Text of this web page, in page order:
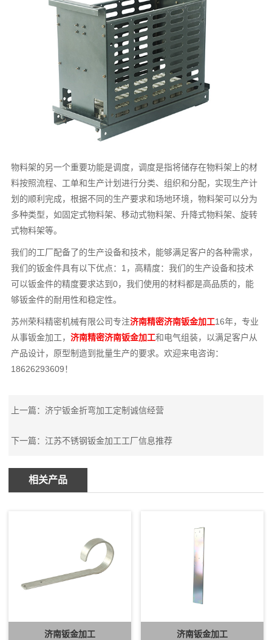
物料架的另一个重要功能是调度，调度是指将储存在物料架上的材
料按照流程、工单和生产计划进行分类、组织和分配，实现生产计
划的顺利完成，根据不同的生产要求和场地环境，物料架可以分为
多种类型，如固定式物料架、移动式物料架、升降式物料架、旋转
式物料架等。
我们的工厂配备了的生产设备和技术，能够满足客户的各种需求，
我们的钣金件具有以下优点：1，高精度：我们的生产设备和技术
可以钣金件的精度要求达到0，我们使用的材料都是高品质的，能
够钣金件的耐用性和稳定性。
苏州荣科精密机械有限公司专注济南精密济南钣金加工16年，专业
从事钣金加工，济南精密济南钣金加工和电气组装，以满足客户从
产品设计，原型制造到批量生产的要求。欢迎来电咨询：
18626293609！
上一篇： 济宁钣金折弯加工定制诚信经营
下一篇： 江苏不锈钢钣金加工工厂信息推荐
相关产品
济南钣金加工 济南钣金加工